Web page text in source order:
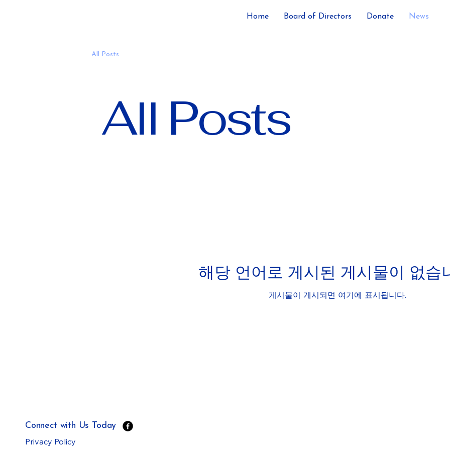
Home Board of Directors Donate News
All Posts
All Posts
해당 언어로 게시된 게시물이 없습
게시물이 게시되면 여기에 표시됩니다.
Connect with Us Today
Privacy Policy